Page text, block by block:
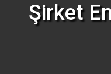
Şirket